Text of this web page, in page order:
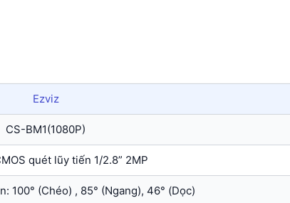
Ezviz
CS-BM1(1080P)
quét lũy tiến 1/2.8” 2MP
100° (Chéo) , 85° (Ngang), 46° (Dọc)